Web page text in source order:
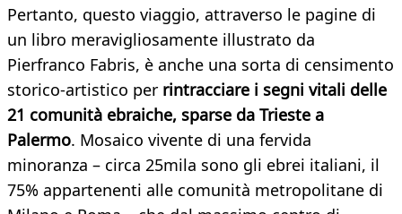
Pertanto, questo viaggio, attraverso le pagine di
un libro meravigliosamente illustrato da
Pierfranco Fabris, è anche una sorta di censimento
storico-artistico per rintracciare i segni vitali delle
21 comunità ebraiche, sparse da Trieste a
Palermo. Mosaico vivente di una fervida
minoranza – circa 25mila sono gli ebrei italiani, il
75% appartenenti alle comunità metropolitane di